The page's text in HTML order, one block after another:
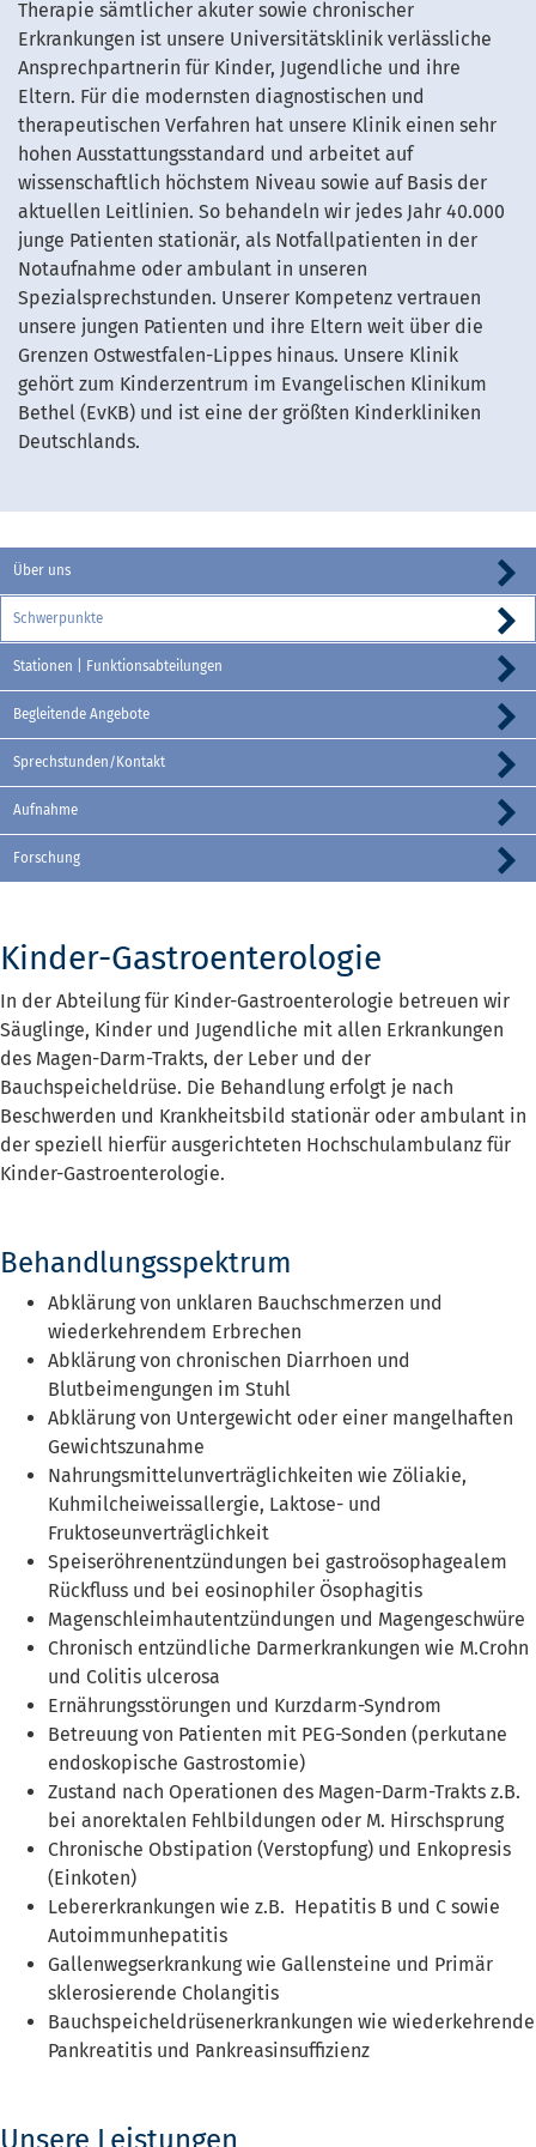
Therapie sämtlicher akuter sowie chronischer
Erkrankungen ist unsere Universitätsklinik verlässliche
Ansprechpartnerin für Kinder, Jugendliche und ihre
Eltern. Für die modernsten diagnostischen und
therapeutischen Verfahren hat unsere Klinik einen sehr
hohen Ausstattungsstandard und arbeitet auf
wissenschaftlich höchstem Niveau sowie auf Basis der
aktuellen Leitlinien. So behandeln wir jedes Jahr 40.000
junge Patienten stationär, als Notfallpatienten in der
Notaufnahme oder ambulant in unseren
Spezialsprechstunden. Unserer Kompetenz vertrauen
unsere jungen Patienten und ihre Eltern weit über die
Grenzen Ostwestfalen-Lippes hinaus. Unsere Klinik
gehört zum Kinderzentrum im Evangelischen Klinikum
Bethel (EvKB) und ist eine der größten Kinderkliniken
Deutschlands.
Über uns
Schwerpunkte
Stationen | Funktionsabteilungen
Begleitende Angebote
Sprechstunden/Kontakt
Aufnahme
Forschung
Kinder-Gastroenterologie
In der Abteilung für Kinder-Gastroenterologie betreuen wir
Säuglinge, Kinder und Jugendliche mit allen Erkrankungen
des Magen-Darm-Trakts, der Leber und der
Bauchspeicheldrüse. Die Behandlung erfolgt je nach
Beschwerden und Krankheitsbild stationär oder ambulant in
der speziell hierfür ausgerichteten Hochschulambulanz für
Kinder-Gastroenterologie.
Behandlungsspektrum
Abklärung von unklaren Bauchschmerzen und
wiederkehrendem Erbrechen
Abklärung von chronischen Diarrhoen und
Blutbeimengungen im Stuhl
Abklärung von Untergewicht oder einer mangelhaften
Gewichtszunahme
Nahrungsmittelunverträglichkeiten wie Zöliakie,
Kuhmilcheiweissallergie, Laktose- und
Fruktoseunverträglichkeit
Speiseröhrenentzündungen bei gastroösophagealem
Rückfluss und bei eosinophiler Ösophagitis
Magenschleimhautentzündungen und Magengeschwüre
Chronisch entzündliche Darmerkrankungen wie M.Crohn
und Colitis ulcerosa
Ernährungsstörungen und Kurzdarm-Syndrom
Betreuung von Patienten mit PEG-Sonden (perkutane
endoskopische Gastrostomie)
Zustand nach Operationen des Magen-Darm-Trakts z.B.
bei anorektalen Fehlbildungen oder M. Hirschsprung
Chronische Obstipation (Verstopfung) und Enkopresis
(Einkoten)
Lebererkrankungen wie z.B. Hepatitis B und C sowie
Autoimmunhepatitis
Gallenwegserkrankung wie Gallensteine und Primär
sklerosierende Cholangitis
Bauchspeicheldrüsenerkrankungen wie wiederkehrende
Pankreatitis und Pankreasinsuffizienz
Unsere Leistungen